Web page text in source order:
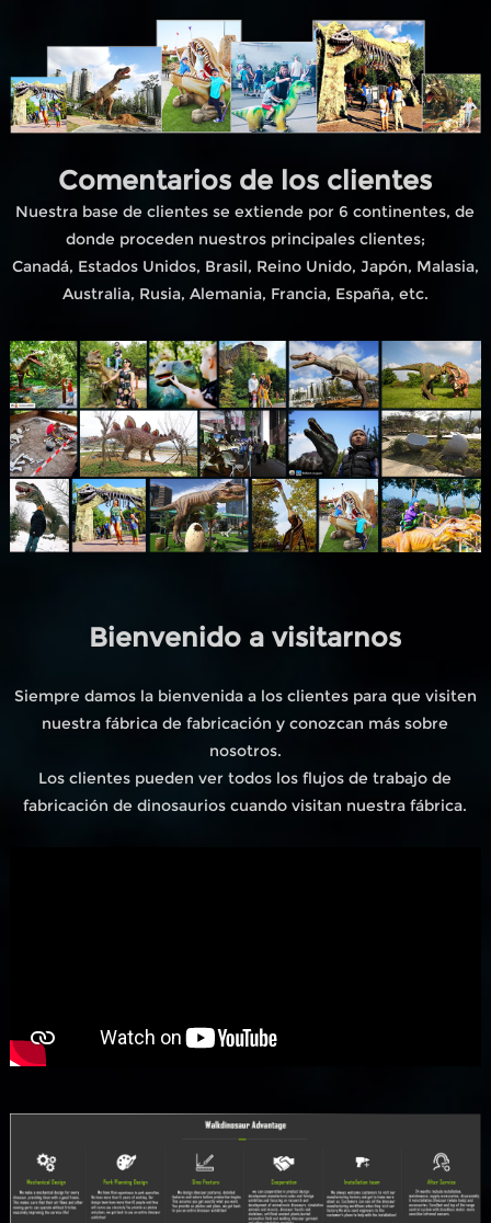
Comentarios de los clientes
Nuestra base de clientes se extiende por 6 continentes, de
donde proceden nuestros principales clientes;
Canadá, Estados Unidos, Brasil, Reino Unido, Japón, Malasia,
Australia, Rusia, Alemania, Francia, España, etc.
Bienvenido a visitarnos
Siempre damos la bienvenida a los clientes para que visiten
nuestra fábrica de fabricación y conozcan más sobre
nosotros.
Los clientes pueden ver todos los flujos de trabajo de
fabricación de dinosaurios cuando visitan nuestra fábrica.